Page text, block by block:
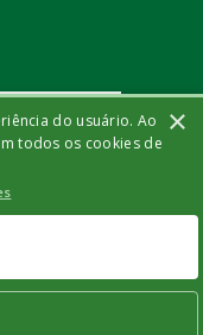
×
do usuário. Ao
todos os cookies de